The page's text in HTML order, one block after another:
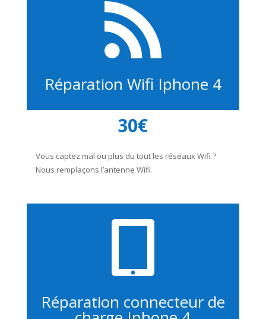

Réparation Wifi Iphone 4
30€
Vous captez mal ou plus du tout les réseaux Wifi ?
Nous remplaçons l’antenne Wifi.
Réparation connecteur de